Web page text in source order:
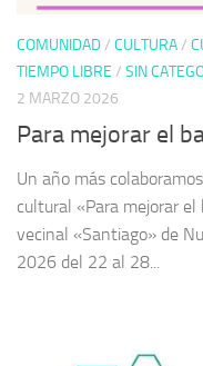
COMUNIDAD/ CULTURA/
TIEMPO LIBRE / SIN
2 MARZO 2026
Para mejorar el
Un año más
cultural «Para mejorar el
vecinal «Santiago» de
2026 del 22 al 28...